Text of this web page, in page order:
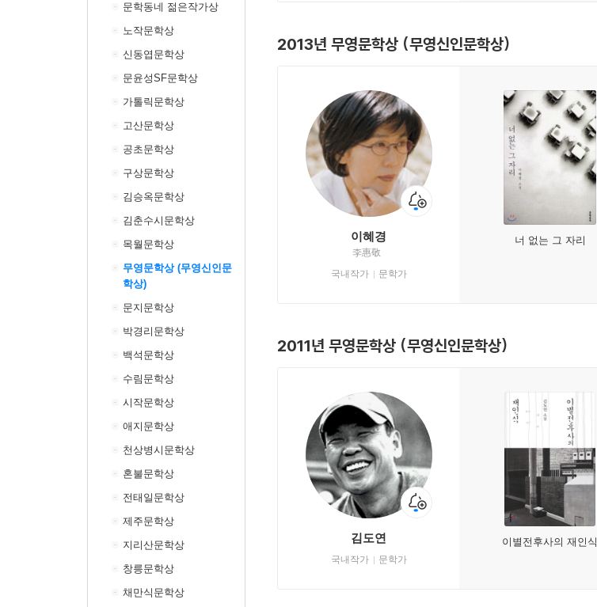
문학동네 젊은작가상
노작문학상
신동엽문학상
문윤성SF문학상
가톨릭문학상
고산문학상
공초문학상
구상문학상
김승옥문학상
김춘수시문학상
목월문학상
무영문학상 (무영신인문
학상)
문지문학상
박경리문학상
백석문학상
수림문학상
시작문학상
애지문학상
천상병시문학상
혼불문학상
전태일문학상
제주문학상
지리산문학상
창릉문학상
채만식문학상
2013년 무영문학상 (무영신인문학상)
이혜경
李惠敬
국내작가
문학가
너 없는 그 자리
2011년 무영문학상 (무영신인문학상)
김도연
국내작가 문학가
이별전후사의 재인식